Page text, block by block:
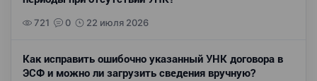
721 0 22 июля 2026
Как исправить ошибочно указанный УНК договора в
ЭСФ и можно ли загрузить сведения вручную?